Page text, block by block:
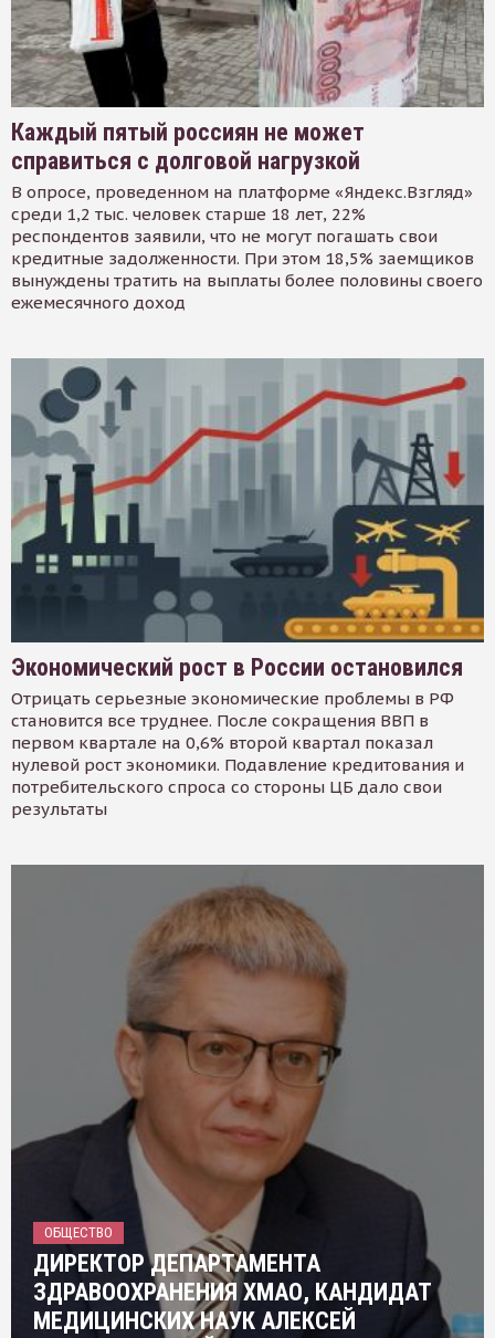
Каждый пятый россиян не может
справиться с долговой нагрузкой
В опросе, проведенном на платформе «Яндекс.Взгляд»
среди 1,2 тыс. человек старше 18 лет, 22%
респондентов заявили, что не могут погашать свои
кредитные задолженности. При этом 18,5% заемщиков
вынуждены тратить на выплаты более половины своего
ежемесячного доход
Экономический рост в России остановился
Отрицать серьезные экономические проблемы в РФ
становится все труднее. После сокращения ВВП в
первом квартале на 0,6% второй квартал показал
нулевой рост экономики. Подавление кредитования и
потребительского спроса со стороны ЦБ дало свои
результаты
ОБЩЕСТВО
ДИРЕКТОР ДЕПАРТАМЕНТА
ЗДРАВООХРАНЕНИЯ ХМАО, КАНДИДАТ
МЕДИЦИНСКИХ НАУК АЛЕКСЕЙ